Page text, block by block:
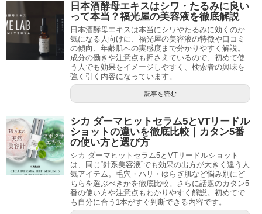
日本酒酵母エキスはシワ・たるみに良い
って本当？福光屋の美容液を徹底解説
日本酒酵母エキスは本当にシワやたるみに効くのか
気になる人向けに、福光屋の美容液の特徴や口コミ
の傾向、年齢肌への実感度まで分かりやすく解説。
成分の働きや注意点も押さえているので、初めて使
う人でも効果をイメージしやすく、検索者の興味を
強く引く内容になっています。
記事を読む
シカ ダーマヒットセラム5とVTリードル
ショットの違いを徹底比較｜カタン5番
の使い方と選び方
シカ ダーマヒットセラム5とVTリードルショット
は、同じ“針系美容液”でも効果の出方が大きく違う人
気アイテム。毛穴・ハリ・ゆらぎ肌など悩み別にど
ちらを選ぶべきかを徹底比較。さらに話題のカタン5
番の使い方や注意点もわかりやすく解説。初めてで
も自分に合う1本がすぐ判断できる内容です。